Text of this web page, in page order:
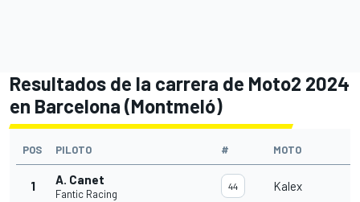
Resultados de la carrera de Moto2 2024
en Barcelona (Montmeló)
POS PILOTO # MOTO
1 A. Canet
Fantic Racing
44 Kalex